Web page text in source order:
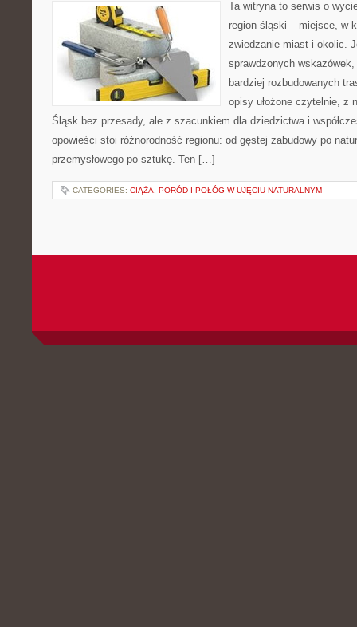
Ta witryna to serwis o
region śląski – miejsce, w
zwiedzanie miast i okolic.
sprawdzonych
bardziej rozbudowanych
opisy ułożone czytelnie, z
Śląsk bez przesady, ale z szacunkiem dla dziedzictwa i
opowieści stoi różnorodność regionu: od gęstej zabudowy po
przemysłowego po sztukę. Ten […]
CATEGORIES: CIĄŻA, PORÓD I POŁÓG W UJĘCIU NATURALNYM